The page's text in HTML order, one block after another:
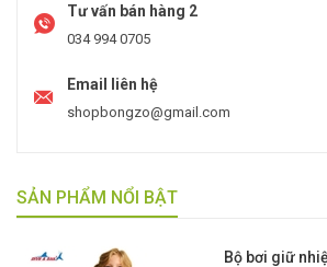
Tư vấn bán hàng 2
034 994 0705
Email liên hệ
shopbongzo@gmail.com
SẢN PHẨM NỔI BẬT
Bộ bơi giữ